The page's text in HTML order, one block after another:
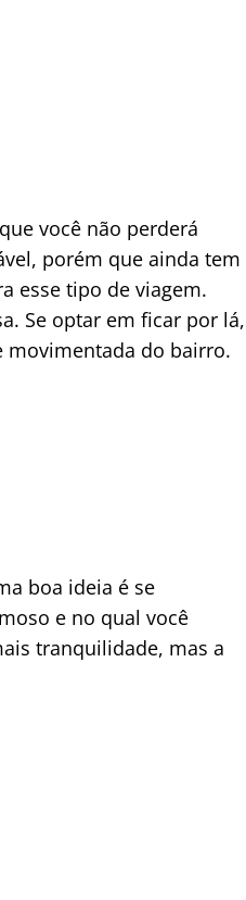
você não perderá
porém que ainda tem
esse tipo de viagem.
Se optar em ficar por lá,
movimentada do bairro.
boa ideia é se
e no qual você
tranquilidade, mas a